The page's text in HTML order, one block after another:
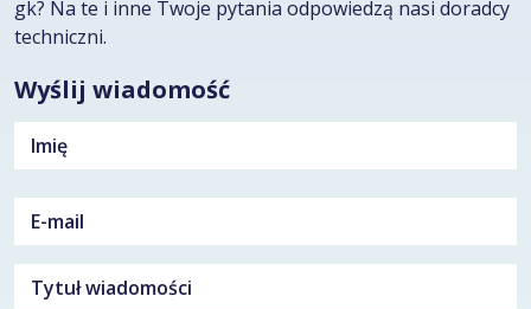
gk? Na te i inne Twoje pytania odpowiedzą nasi doradcy
techniczni.
Wyślij wiadomość